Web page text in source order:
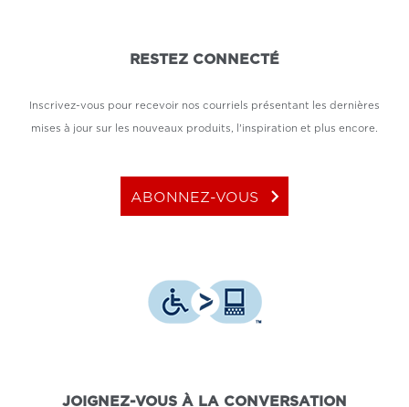
RESTEZ CONNECTÉ
Inscrivez-vous pour recevoir nos courriels présentant les dernières
mises à jour sur les nouveaux produits, l'inspiration et plus encore.
ABONNEZ-VOUS keyboard_arrow_right
JOIGNEZ-VOUS À LA CONVERSATION